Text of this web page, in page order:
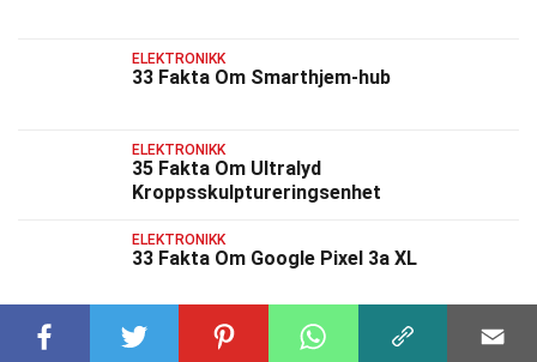
ELEKTRONIKK
33 Fakta Om Smarthjem-hub
ELEKTRONIKK
35 Fakta Om Ultralyd
Kroppsskulptureringsenhet
ELEKTRONIKK
33 Fakta Om Google Pixel 3a XL
ELEKTRONIKK
35 Fakta Om Vivo Y91C